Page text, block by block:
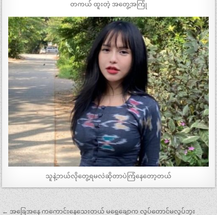
တကယ် ထူးတဲ့ အတွေ့အကြုံ
သူနဲ့ဘယ်လိုတွေ့ရမလဲဆိုတာပဲကြံနေတော့တယ်
← အခြေအနေ ကကောင်းနေသေးတယ် မရွှေချောက လှုပ်တောင်မလှုပ်ဘူး